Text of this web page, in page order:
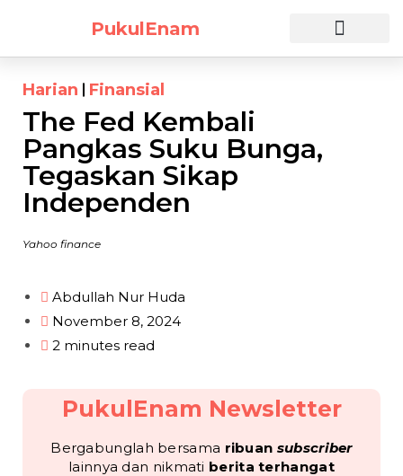
PukulEnam
Harian Finansial
The Fed Kembali
Pangkas Suku Bunga,
Tegaskan Sikap
Independen
Yahoo finance
Abdullah Nur Huda
November 8, 2024
2 minutes read
PukulEnam Newsletter
Bergabunglah bersama ribuan subscriber
lainnya dan nikmati berita terhangat